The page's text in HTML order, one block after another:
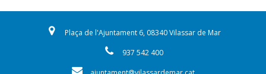
Plaça de l'Ajuntament 6, 08340 Vilassar de Mar
937 542 400